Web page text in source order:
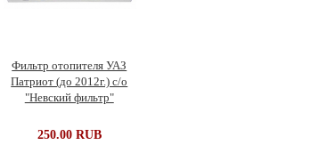
Фильтр отопителя УАЗ
Патриот (до 2012г.) с/о
"Невский фильтр"
250.00 RUB